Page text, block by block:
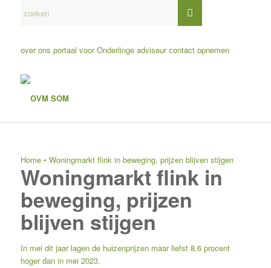
over ons portaal voor Onderlinge adviseur contact opnemen
Home• Woningmarkt flink in beweging, prijzen blijven stijgen
Woningmarkt flink in
beweging, prijzen
blijven stijgen
In mei dit jaar lagen de huizenprijzen maar liefst 8,6 procent
hoger dan in mei 2023.